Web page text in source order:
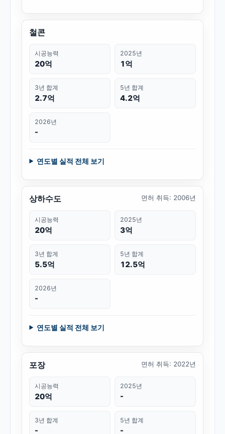
철콘
시공능력
20억
2025년
1억
3년 합계
2.7억
5년 합계
4.2억
2026년
-
연도별 실적 전체 보기
상하수도 면허 취득: 2006년
시공능력
20억
2025년
3억
3년 합계
5.5억
5년 합계
12.5억
2026년
-
연도별 실적 전체 보기
포장 면허 취득: 2022년
시공능력
20억
2025년
-
3년 합계
-
5년 합계
-